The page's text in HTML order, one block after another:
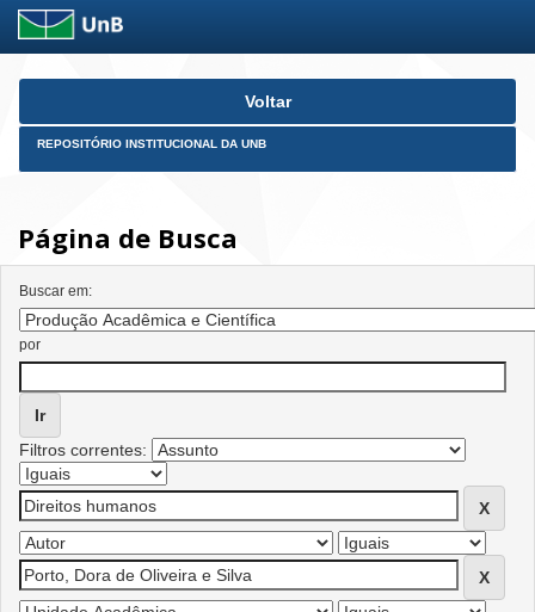
Skip
Voltar
REPOSITÓRIO INSTITUCIONAL DA UNB
Página de Busca
Buscar em:
por
Filtros correntes: